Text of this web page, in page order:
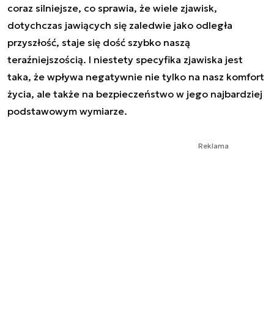
coraz silniejsze, co sprawia, że wiele zjawisk,
dotychczas jawiących się zaledwie jako odległa
przyszłość, staje się dość szybko naszą
teraźniejszością. I niestety specyfika zjawiska jest
taka, że wpływa negatywnie nie tylko na nasz komfort
życia, ale także na bezpieczeństwo w jego najbardziej
podstawowym wymiarze.
Reklama